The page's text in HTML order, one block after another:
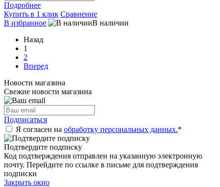
Подробнее
Купить в 1 клик Сравнение
В избранное
В наличии
Назад
1
2
Вперед
Новости магазина
Свежие новости магазина
Подписаться
Я согласен на обработку персональных данных.*
Подтвердите подписку
Код подтверждения отправлен на указанную электронную
почту. Перейдите по ссылке в письме для подтверждения
подписки
Закрыть окно